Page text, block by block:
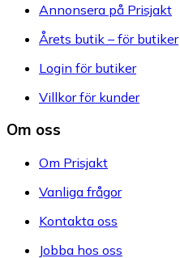
Annonsera på Prisjakt
Årets butik – för butiker
Login för butiker
Villkor för kunder
Om oss
Om Prisjakt
Vanliga frågor
Kontakta oss
Jobba hos oss